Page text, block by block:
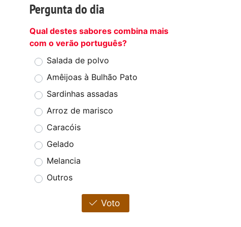
Pergunta do dia
Qual destes sabores combina mais
com o verão português?
Salada de polvo
Amêijoas à Bulhão Pato
Sardinhas assadas
Arroz de marisco
Caracóis
Gelado
Melancia
Outros
Voto